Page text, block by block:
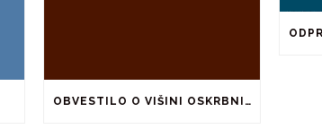
OBVESTILO O VIŠINI OSKRBNINE ZA ŠOLSKO LETO 2026/2027